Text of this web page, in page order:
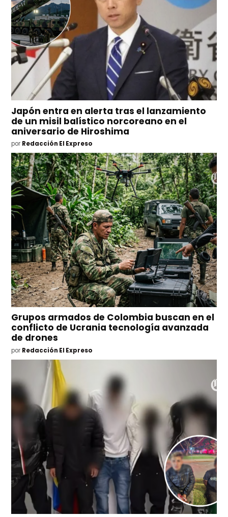
Japón entra en alerta tras el lanzamiento
de un misil balístico norcoreano en el
aniversario de Hiroshima
por Redacción El Expreso
Grupos armados de Colombia buscan en el
conflicto de Ucrania tecnología avanzada
de drones
por Redacción El Expreso